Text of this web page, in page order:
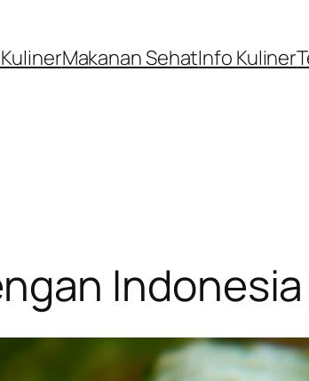
Makanan SehatInfo Kuliner
Indonesia